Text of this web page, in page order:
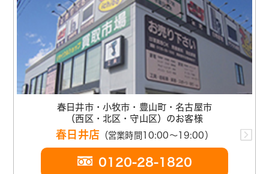
春日井市・小牧市・豊山町・名古屋市
（西区・北区・守山区）のお客様
春日井店 （営業時間10:00～19:00）
0120-28-1820